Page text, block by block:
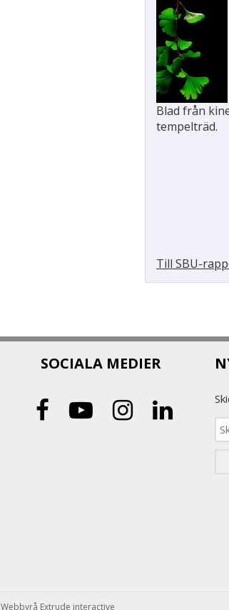
Blad från
tempelträd.
Till SBU-
SOCIALA MEDIER
Webbyrå Extrude interactive